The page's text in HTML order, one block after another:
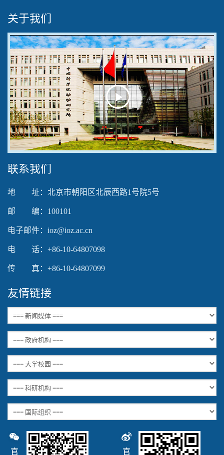
关于我们
Play
Video
联系我们
地 址：北京市朝阳区北辰西路1号院5号
邮 编：100101
电子邮件：ioz@ioz.ac.cn
电 话：+86-10-64807098
传 真：+86-10-64807099
友情链接